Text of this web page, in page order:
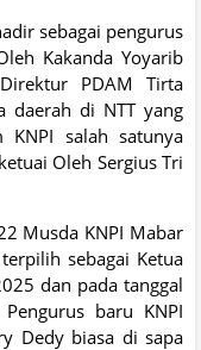
sebagai pengurus
Kakanda Yoyarib
PDAM Tirta
daerah di NTT yang
KNPI salah satunya
Oleh Sergius Tri
Musda KNPI Mabar
sebagai Ketua
dan pada tanggal
baru KNPI
Dedy biasa di sapa